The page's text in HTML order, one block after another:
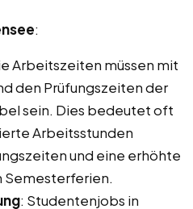
:
Arbeitszeiten müssen mit
den Prüfungszeiten der
sein. Dies bedeutet oft
Arbeitsstunden
und eine erhöhte
Semesterferien.
: Studentenjobs in